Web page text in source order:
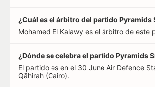
¿Cuál es el árbitro del partido Pyramids
Mohamed El Kalawy es el árbitro de este
¿Dónde se celebra el partido Pyramids
El partido es en el 30 June Air Defence
Qāhirah (Cairo).